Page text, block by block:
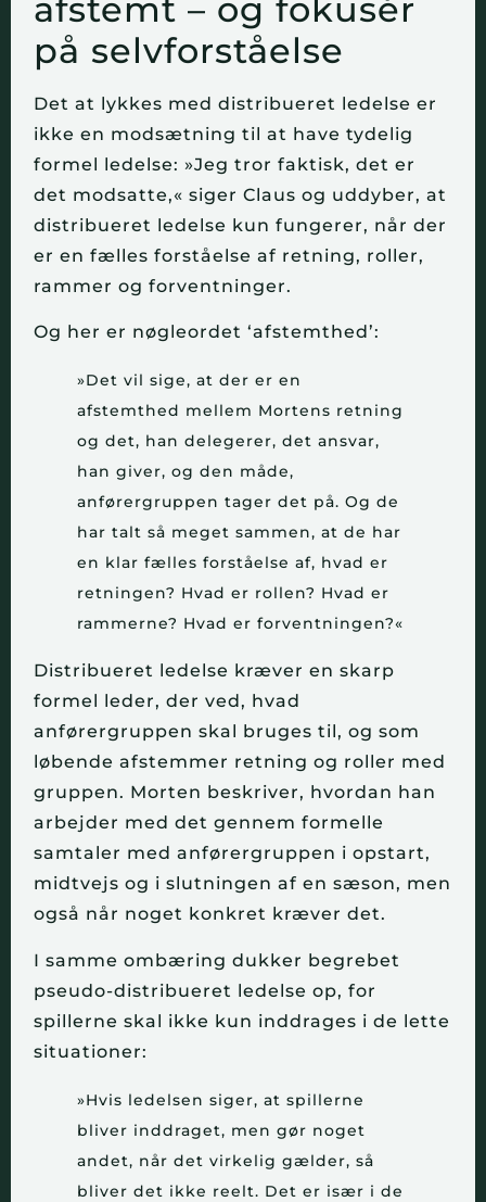
afstemt – og fokusér
på selvforståelse
Det at lykkes med distribueret ledelse er
ikke en modsætning til at have tydelig
formel ledelse: »Jeg tror faktisk, det er
det modsatte,« siger Claus og uddyber, at
distribueret ledelse kun fungerer, når der
er en fælles forståelse af retning, roller,
rammer og forventninger.
Og her er nøgleordet ‘afstemthed’:
»Det vil sige, at der er en
afstemthed mellem Mortens retning
og det, han delegerer, det ansvar,
han giver, og den måde,
anførergruppen tager det på. Og de
har talt så meget sammen, at de har
en klar fælles forståelse af, hvad er
retningen? Hvad er rollen? Hvad er
rammerne? Hvad er forventningen?«
Distribueret ledelse kræver en skarp
formel leder, der ved, hvad
anførergruppen skal bruges til, og som
løbende afstemmer retning og roller med
gruppen. Morten beskriver, hvordan han
arbejder med det gennem formelle
samtaler med anførergruppen i opstart,
midtvejs og i slutningen af en sæson, men
også når noget konkret kræver det.
I samme ombæring dukker begrebet
pseudo-distribueret ledelse op, for
spillerne skal ikke kun inddrages i de lette
situationer:
»Hvis ledelsen siger, at spillerne
bliver inddraget, men gør noget
andet, når det virkelig gælder, så
bliver det ikke reelt. Det er især i de